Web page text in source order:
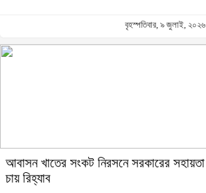
বৃহস্পতিবার, ৯ জুলাই, ২০২৬
আবাসন খাতের সংকট নিরসনে সরকারের সহায়তা
চায় রিহ্যাব